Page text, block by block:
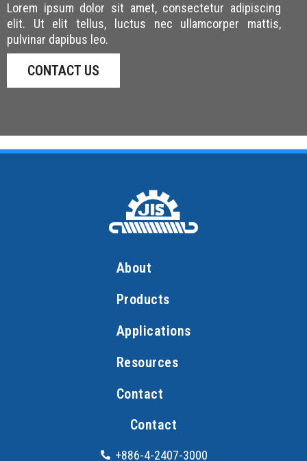
Lorem ipsum dolor sit amet, consectetur adipiscing
elit. Ut elit tellus, luctus nec ullamcorper mattis,
pulvinar dapibus leo.
CONTACT US
About
Products
Applications
Resources
Contact
Contact
+886-4-2407-3000